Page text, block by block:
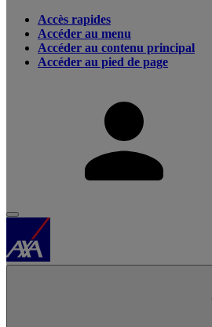
Accès rapides
Accéder au menu
Accéder au contenu principal
Accéder au pied de page